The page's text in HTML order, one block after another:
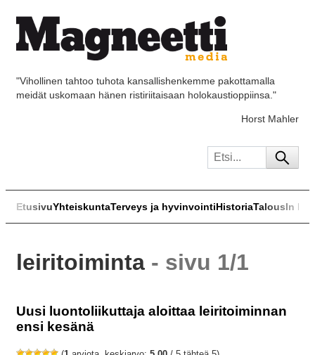
"Vihollinen tahtoo tuhota kansallishenkemme pakottamalla
meidät uskomaan hänen ristiriitaisaan holokaustioppiinsa."
Horst Mahler
EtusivuYhteiskuntaTerveys ja hyvinvointiHistoriaTalousIn
leiritoiminta - sivu 1/1
Uusi luontoliikuttaja aloittaa leiritoiminnan
ensi kesänä